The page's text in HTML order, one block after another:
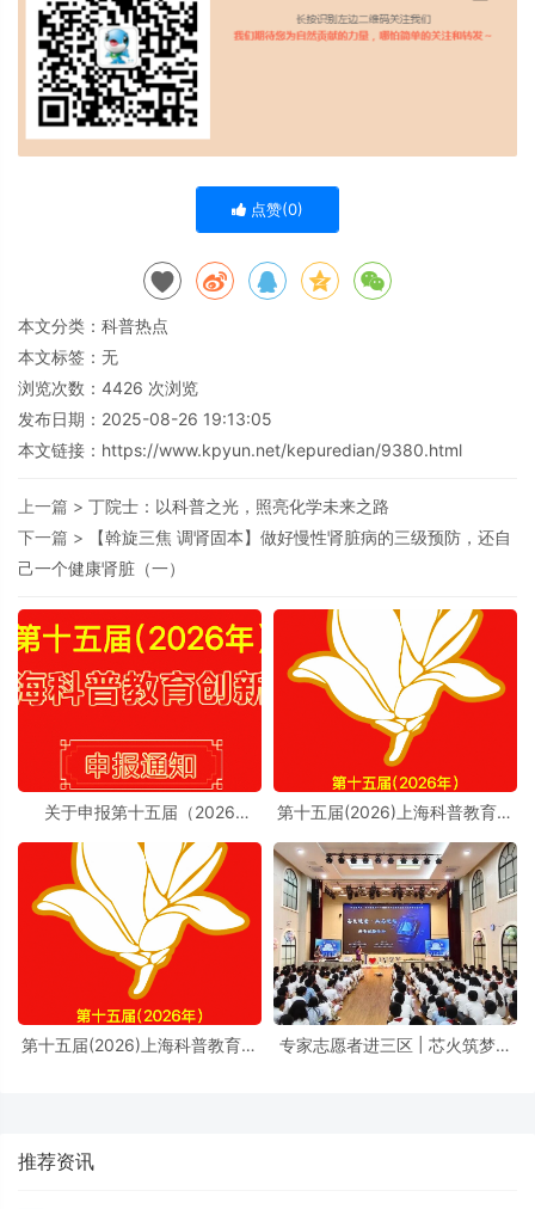
点赞(0)
本文分类： 科普热点
本文标签：无
浏览次数： 4426 次浏览
发布日期：2025-08-26 19:13:05
本文链接： https://www.kpyun.net/kepuredian/9380.html
上一篇 > 丁院士：以科普之光，照亮化学未来之路
下一篇 >
【斡旋三焦 调肾固本】做好慢性肾脏病的三级预防，还自
己一个健康肾脏（一）
关于申报第十五届（2026
知
第十五届(2026)上海科普教育创
第十五届(2026)上海科普教育创
专家志愿者进三区 | 芯火筑梦进
推荐资讯